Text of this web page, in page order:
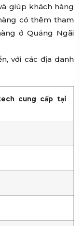
giúp khách hàng
có thêm tham
ở Quảng Ngãi
với các địa danh
cung cấp tại